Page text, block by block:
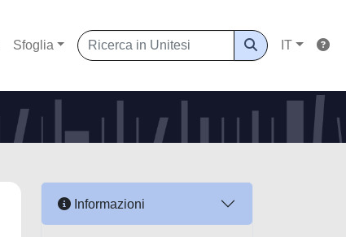
Sfoglia IT
Informazioni